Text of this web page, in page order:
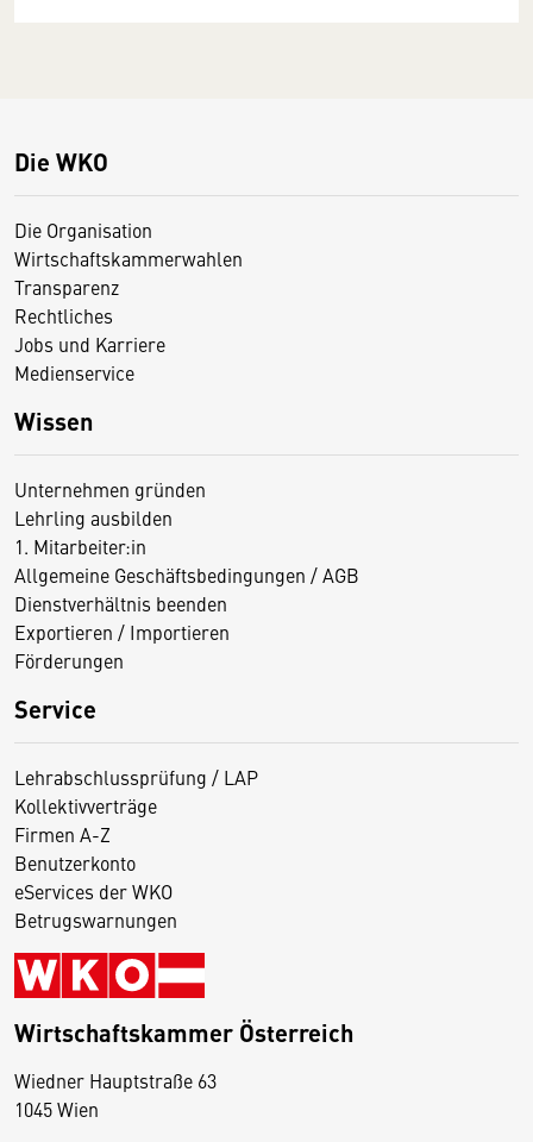
Die WKO
Die Organisation
Wirtschaftskammerwahlen
Transparenz
Rechtliches
Jobs und Karriere
Medienservice
Wissen
Unternehmen gründen
Lehrling ausbilden
1. Mitarbeiter:in
Allgemeine Geschäftsbedingungen / AGB
Dienstverhältnis beenden
Exportieren / Importieren
Förderungen
Service
Lehrabschlussprüfung / LAP
Kollektivverträge
Firmen A-Z
Benutzerkonto
eServices der WKO
Betrugswarnungen
Wirtschaftskammer Österreich
Wiedner Hauptstraße 63
1045 Wien
D